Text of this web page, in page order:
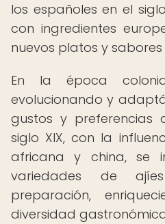
los españoles en el
con ingredientes
nuevos platos y sabores
En la época
evolucionando y
gustos y preferencias
siglo XIX, con la
africana y china, se
variedades de
preparación,
diversidad